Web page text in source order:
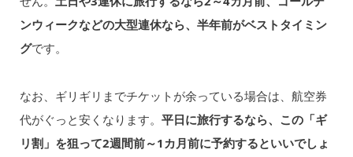
ンウィークなどの大型連休なら、半年前がベストタイミン
グです。
なお、ギリギリまでチケットが余っている場合は、航空券
代がぐっと安くなります。 平日に旅行するなら、この「ギ
リ割」を狙って2週間前～1カ月前に予約するといいでしょ